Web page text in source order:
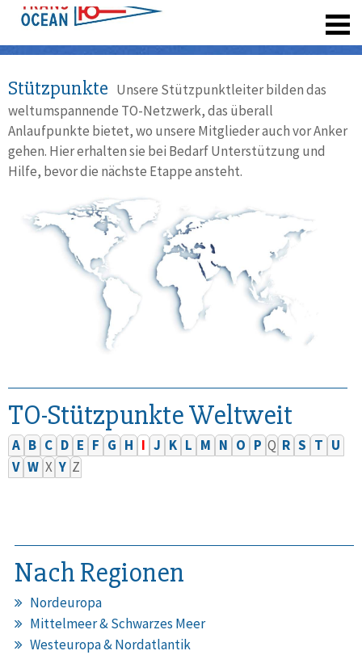
Stützpunkte Unsere Stützpunktleiter bilden das
weltumspannende TO-Netzwerk, das überall
Anlaufpunkte bietet, wo unsere Mitglieder auch vor Anker
gehen. Hier erhalten sie bei Bedarf Unterstützung und
Hilfe, bevor die nächste Etappe ansteht.
TO-Stützpunkte Weltweit
A B C D E F G H I J K L M N O P Q R S T U
V W X Y Z
Nach Regionen
Nordeuropa
Mittelmeer & Schwarzes Meer
Westeuropa & Nordatlantik